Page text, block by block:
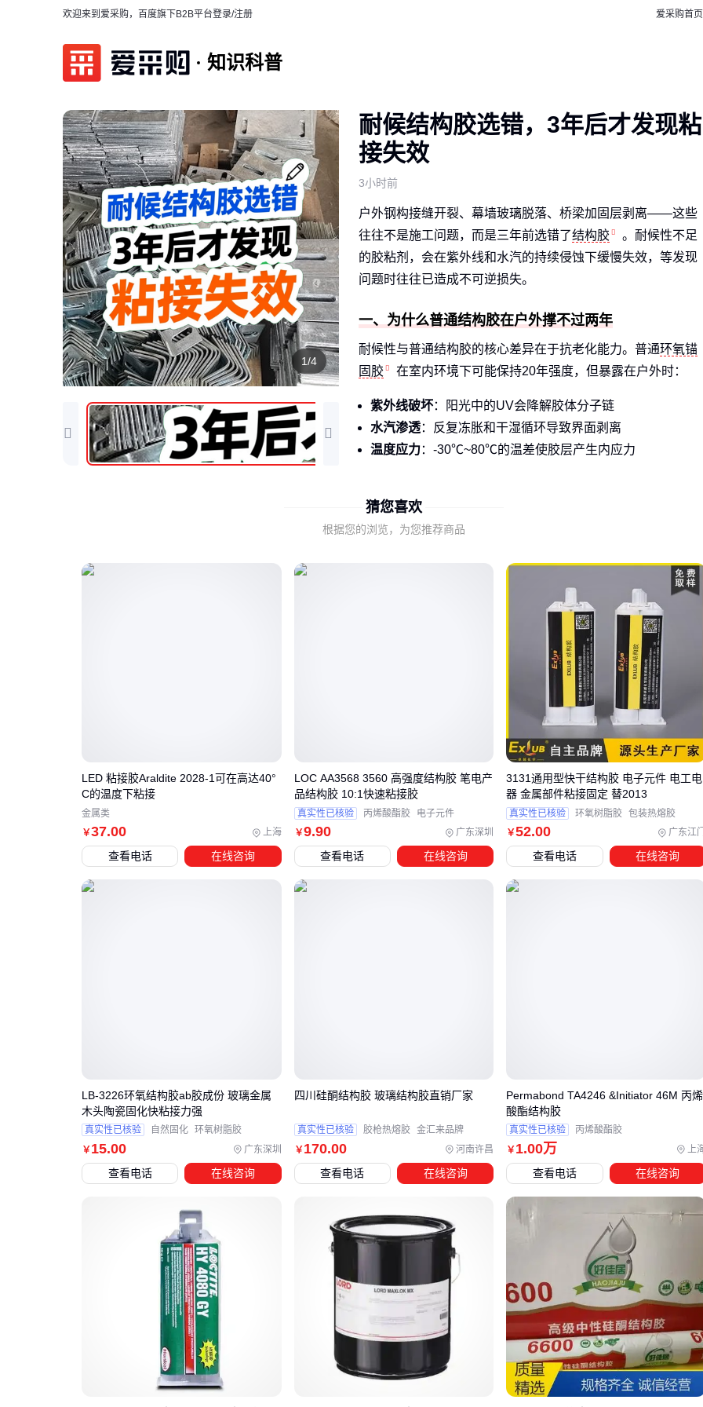
欢迎来到爱采购，百度旗下B2B平台登录/注册 爱采购首页
知识科普
1/4
耐候结构胶选错，3年后才发现粘
接失效
3小时前
户外钢构接缝开裂、幕墙玻璃脱落、桥梁加固层剥离——这些
往往不是施工问题，而是三年前选错了结构胶
。耐候性不足
的胶粘剂，会在紫外线和水汽的持续侵蚀下缓慢失效，等发现
问题时往往已造成不可逆损失。
一、为什么普通结构胶在户外撑不过两年
耐候性与普通结构胶的核心差异在于抗老化能力。普通环氧锚
固胶
在室内环境下可能保持20年强度，但暴露在户外时：
紫外线破坏：阳光中的UV会降解胶体分子链
水汽渗透：反复冻胀和干湿循环导致界面剥离
温度应力：-30℃~80℃的温差使胶层产生内应力
纤维结构胶
🔍结论 ：户外应用必须选择专门设计的
二、紫外线和水汽如何瓦解粘接力
：紫外线使胶体表层分子链断裂，出现肉眼可见的
：水汽通过毛细作用渗入裂纹，在冻融循环中扩
：基材与胶层间的化学键被水解反应破坏
聚氨酯结构胶
之所以成为户外优选，是其分子结构中的氨基
甲酸酯键能抵抗紫外线降解，且弹性模量可缓冲温度应力。
：耐候胶必须同时具备抗UV添加剂和柔性分子链结构
金属粘接特别要注意电化学腐蚀问题。 汽车结构胶
虽然强度高，但刚性过大可能不适应钢构件的动态
载荷。
对于异种材料粘接（如钢铝复合），金属结构胶
需要添加特
殊的偶联剂：
：基材组合越复杂，越需要定制化的胶粘解决方案。
四、没有这些工具，再好的胶也白费
施工质量直接影响耐候性能，三个关键配套不能省：
：70%的失效源于表面处理不当。表面处理剂
能
提升基材表面能
：双组份胶需通过混合喷嘴 实现分子级均匀混合
猜您喜欢
根据您的浏览，为您推荐商品
￥37.00 上海
LED 粘接胶Araldite 2028-1可在高达40°
C的温度下粘接
金属类
查看电话 在线咨询
￥9.90 广东深圳
LOC AA3568 3560 高强度结构胶 笔电产
品结构胶 10:1快速粘接胶
真实性已核验 丙烯酸酯胶 电子元件
查看电话 在线咨询
￥52.00 广东江门
3131通用型快干结构胶 电子元件 电工电
器 金属部件粘接固定 替2013
真实性已核验 环氧树脂胶 包装热熔胶
查看电话 在线咨询
￥ 15.00 广东深圳
LB-3226环氧结构胶ab胶成份 玻璃金属
木头陶瓷固化快粘接力强
真实性已核验 自然固化 环氧树脂胶
查看电话 在线咨询
￥ 170.00 河南许昌
四川硅酮结构胶 玻璃结构胶直销厂家
真实性已核验 胶枪热熔胶 金汇来品牌
查看电话 在线咨询
￥ 1.00万 上
Permabond TA4246 &Initiator 46M 丙烯
酸酯结构胶
真实性已核验 丙烯酸酯胶
查看电话 在线咨询